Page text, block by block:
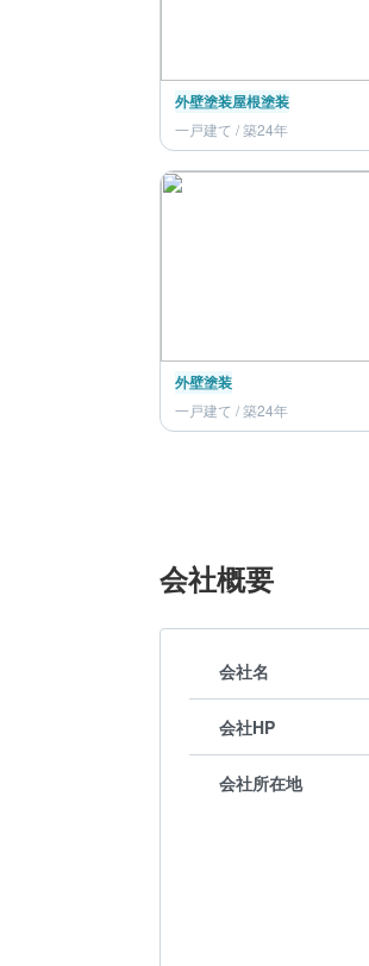
外壁塗装屋根塗装
一戸建て / 築24年
外壁塗装
一戸建て / 築24年
会社概要
会社名
会社HP
会社所在地